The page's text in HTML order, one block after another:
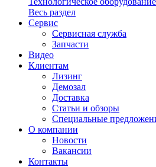
Весь раздел
Сервис
Сервисная служба
Запчасти
Видео
Клиентам
Лизинг
Демозал
Доставка
Статьи и обзоры
Специальные
О компании
Новости
Вакансии
Контакты